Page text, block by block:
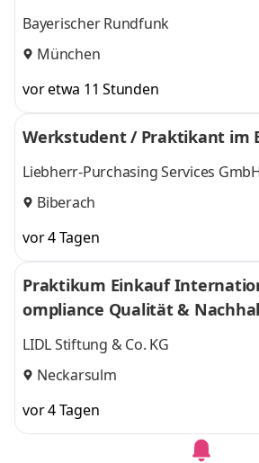
Bayerischer Rundfunk
München
vor etwa 11 Stunden
Werkstudent / Praktikant im
Liebherr-Purchasing Services
Biberach
vor 4 Tagen
Praktikum Einkauf
ompliance Qualität &
LIDL Stiftung & Co. KG
Neckarsulm
vor 4 Tagen